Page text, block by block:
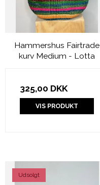
Hammershus Fairtrade
kurv Medium - Lotta
325,00 DKK
VIS PRODUKT
Udsolgt